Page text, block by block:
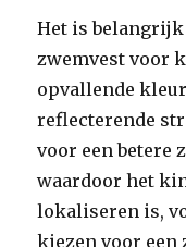
Het is
zwemvest voor
opvallende
reflecterende
voor een betere
waardoor het
lokaliseren is,
kiezen voor een